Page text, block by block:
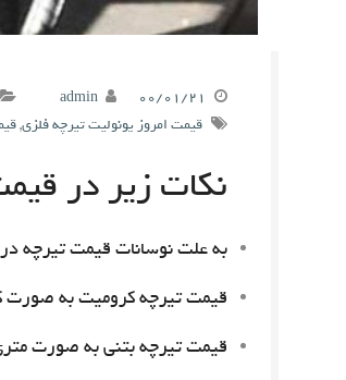
۰۰/۰۱/۲۱ admin
قیمت امروز یونولیت تیرچه فلزی,
نکات زیر در
به علت نوسانات قیمت تیرچه
قیمت تیرچه کرومیت به صورت
قیمت تیرچه بتنی به صورت